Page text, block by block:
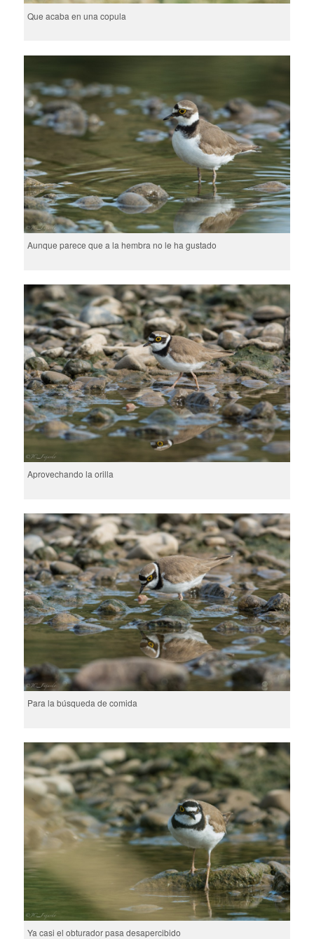
Que acaba en una copula
Aunque parece que a la hembra no le ha gustado
Aprovechando la orilla
Para la búsqueda de comida
Ya casi el obturador pasa desapercibido